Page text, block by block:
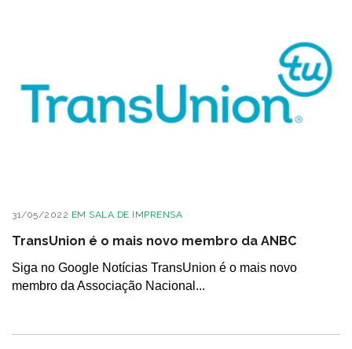
31/05/2022 EM SALA DE IMPRENSA
TransUnion é o mais novo membro da ANBC
Siga no Google Notícias TransUnion é o mais novo
membro da Associação Nacional...